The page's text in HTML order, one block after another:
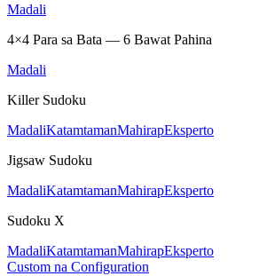
Madali
4×4 Para sa Bata — 6 Bawat Pahina
Madali
Killer Sudoku
MadaliKatamtamanMahirapEksperto
Jigsaw Sudoku
MadaliKatamtamanMahirapEksperto
Sudoku X
MadaliKatamtamanMahirapEksperto
Custom na Configuration